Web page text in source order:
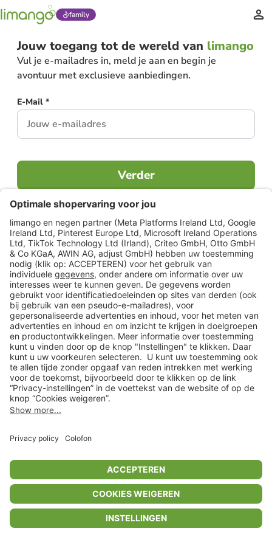
family
Jouw toegang tot de wereld van limango
Vul je e-mailadres in, meld je aan en begin je
avontuur met exclusieve aanbiedingen.
E-Mail *
Verder
Al lid?Inloggen
PrivacyinstellingenAlgemene voorwaardenPrivacybeleidColofon
Help Center